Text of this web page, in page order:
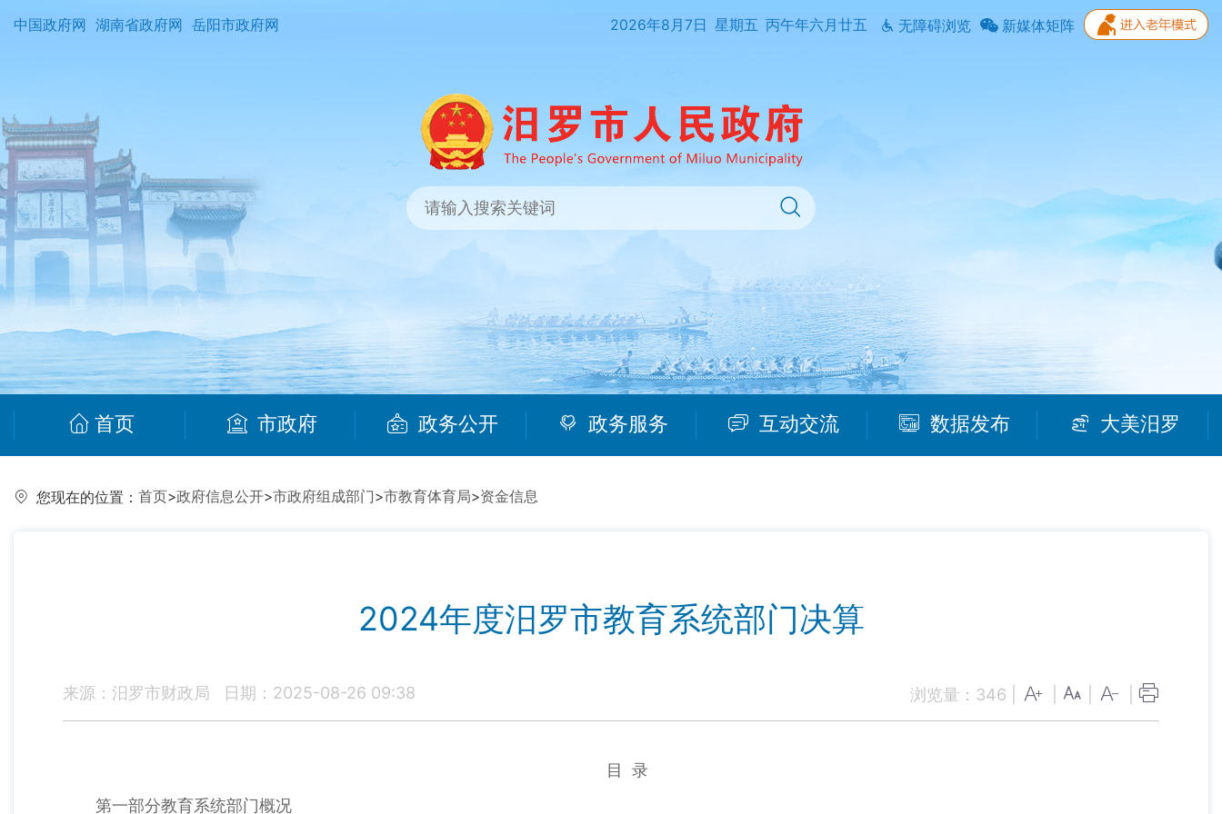
中国政府网 湖南省政府网 岳阳市政府网 2026年8月7日 星期五 丙午年六月廿五 无障碍浏览 新媒体矩阵
首页 市政府 政务公开 政务服务 互动交流 数据发布 大美汨罗
您现在的位置： 首页>政府信息公开>市政府组成部门>市教育体育局>资金信息
2024年度汨罗市教育系统部门决算
来源：汨罗市财政局 日期：2025-08-26 09:38 浏览量： 346
目 录
第一部分教育系统部门概况